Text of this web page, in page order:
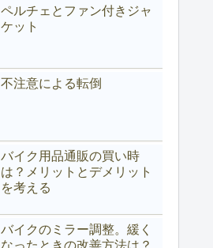
ペルチェとファン付きジャ
ケット
不注意による転倒
バイク用品通販の買い時
は？メリットとデメリット
を考える
バイクのミラー調整。緩く
なったときの改善方法は？